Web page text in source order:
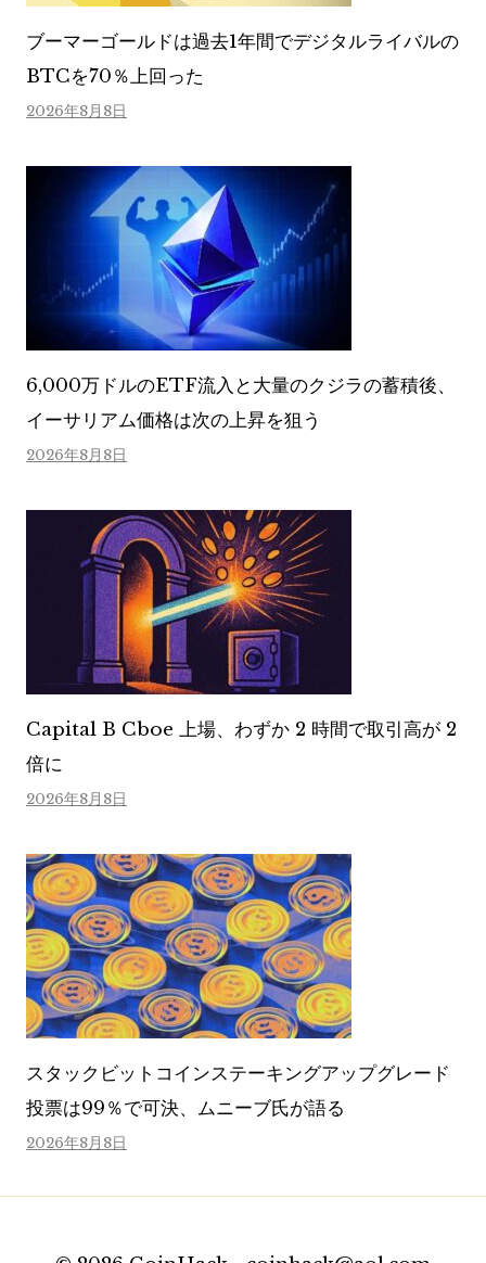
ブーマーゴールドは過去1年間でデジタルライバルの
BTCを70％上回った
2026年8月8日
6,000万ドルのETF流入と大量のクジラの蓄積後、
イーサリアム価格は次の上昇を狙う
2026年8月8日
Capital B Cboe 上場、わずか 2 時間で取引高が 2
倍に
2026年8月8日
スタックビットコインステーキングアップグレード
投票は99％で可決、ムニーブ氏が語る
2026年8月8日